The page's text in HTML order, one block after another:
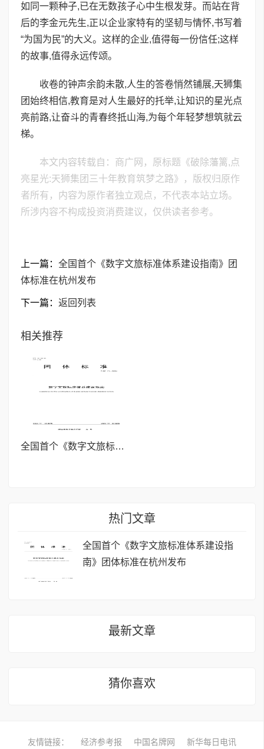
如同一颗种子,已在无数孩子心中生根发芽。而站在背
后的李金元先生,正以企业家特有的坚韧与情怀,书写着
“为国为民”的大义。这样的企业,值得每一份信任;这样
的故事,值得永远传颂。
收卷的钟声余韵未散,人生的答卷悄然铺展,天狮集
团始终相信,教育是对人生最好的托举,让知识的星光点
亮前路,让奋斗的青春终抵山海,为每个年轻梦想筑就云
梯。
本文内容转载自：商广网，原标题《破除藩篱,点
亮星光:天狮集团三十年教育筑梦之路》，版权归原作
者所有，内容为原作者独立观点，不代表本站立场。
所涉内容不构成投资消费建议，仅供读者参考。
上一篇： 全国首个《数字文旅标准体系建设指南》团
体标准在杭州发布
下一篇： 返回列表
相关推荐
全国首个《数字文旅标准体系建设指南》团体标准在杭州发布
热门文章
全国首个《数字文旅标准体系建设指
南》团体标准在杭州发布
最新文章
猜你喜欢
友情链接： 经济参考报 中国名牌网 新华每日电讯